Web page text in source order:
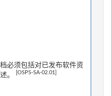
必须包括对已发布软件资
。
[OSPS-SA-02.01]